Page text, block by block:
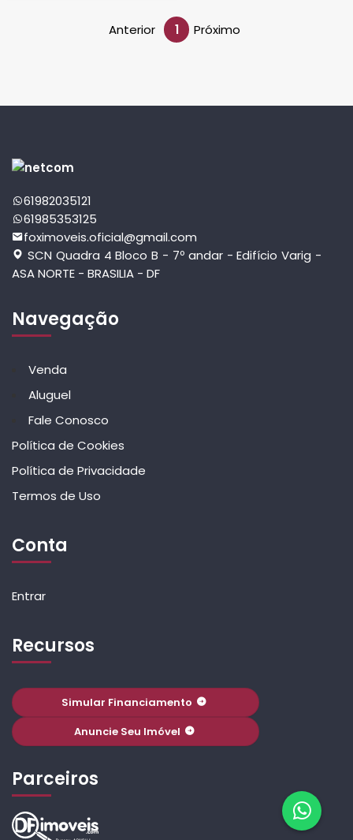
Anterior 1 Próximo
61982035121
61985353125
foximoveis.oficial@gmail.com
SCN Quadra 4 Bloco B - 7º andar - Edifício Varig -
ASA NORTE - BRASILIA - DF
Navegação
Venda
Aluguel
Fale Conosco
Política de Cookies
Política de Privacidade
Termos de Uso
Conta
Entrar
Recursos
Simular Financiamento
Anuncie Seu Imóvel
Parceiros